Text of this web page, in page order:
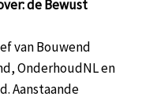
de Bewust
van Bouwend
OnderhoudNL en
Aanstaande